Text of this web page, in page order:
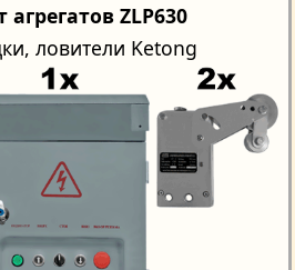
ZLP630
ловители Ketong